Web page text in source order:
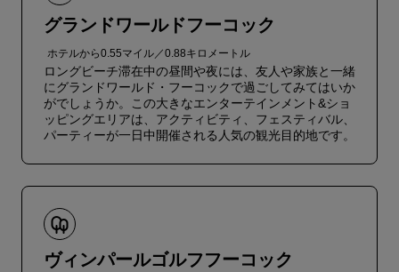
グランドワールドフーコック
ホテルから0.55マイル／0.88キロメートル
ロングビーチ滞在中の昼間や夜には、友人や家族と一緒
にグランドワールド・フーコックで過ごしてみてはいか
がでしょうか。この大きなエンターテインメント&ショ
ッピングエリアは、アクティビティ、フェスティバル、
パーティーが一日中開催される人気の観光目的地です。
ヴィンパールゴルフフーコック